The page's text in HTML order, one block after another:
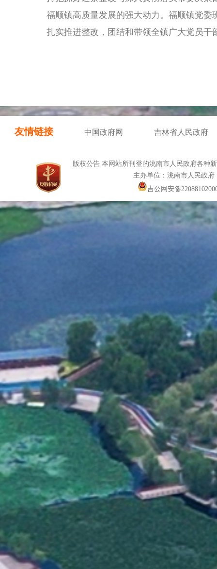
福顺镇高质量发展的强大动力。福顺镇党
扎实推进整改，团结和带领全镇广大党员
友情链接 中国政府网 吉林省人民政府
版权公告 本网站所刊登的洮南市人民政府各种
主办单位：洮南市人民政
吉公网安备